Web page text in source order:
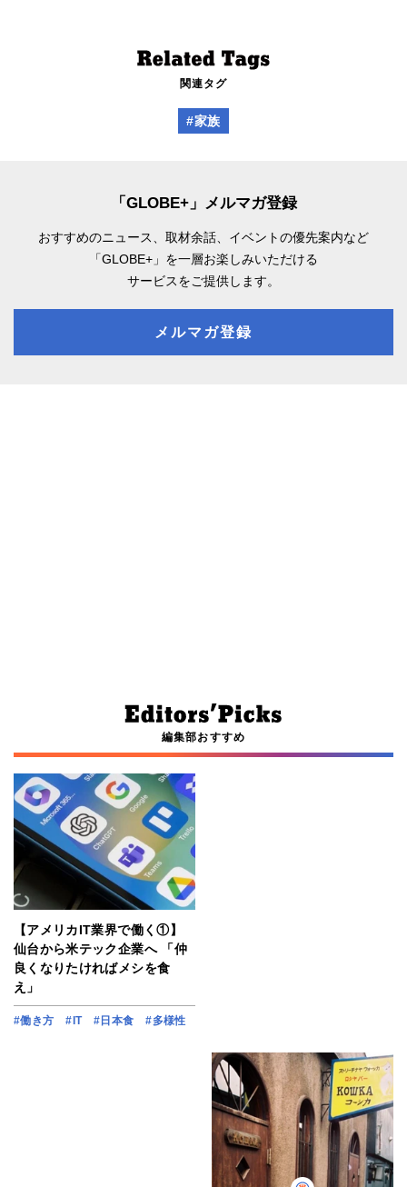
関連タグ
#家族
「GLOBE+」メルマガ登録
おすすめのニュース、取材余話、 イベントの優先案内など
「GLOBE+」を一層お楽しみいただける
サービスをご提供します。
メルマガ登録
編集部おすすめ
【アメリカIT業界で働く①】
仙台から米テック企業へ 「仲
良くなりたければメシを食
え」
#働き方 #IT #日本食 #多様性